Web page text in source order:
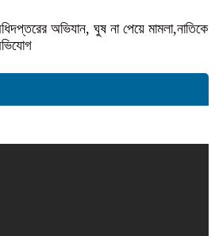
অভিযান, ঘুষ না পেয়ে মামলা,নাতিকে